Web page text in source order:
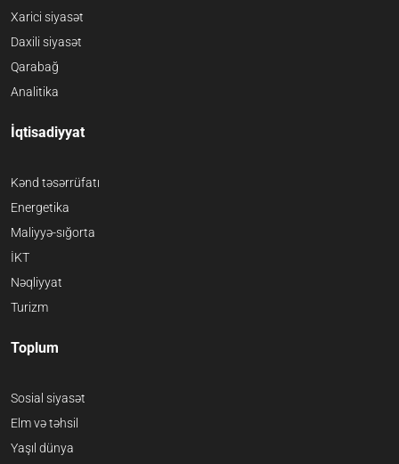
Xarici siyasət
Daxili siyasət
Qarabağ
Analitika
İqtisadiyyat
Kənd təsərrüfatı
Energetika
Maliyyə-sığorta
İKT
Nəqliyyat
Turizm
Toplum
Sosial siyasət
Elm və təhsil
Yaşıl dünya